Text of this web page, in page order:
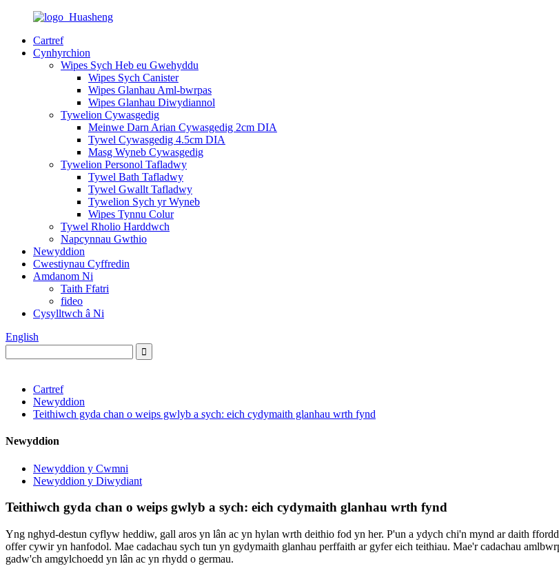
Cartref
Cynhyrchion
Wipes Sych Heb eu Gwehyddu
Wipes Sych Canister
Wipes Glanhau Aml-bwrpas
Wipes Glanhau Diwydiannol
Tywelion Cywasgedig
Meinwe Darn Arian Cywasgedig 2cm DIA
Tywel Cywasgedig 4.5cm DIA
Masg Wyneb Cywasgedig
Tywelion Personol Tafladwy
Tywel Bath Tafladwy
Tywel Gwallt Tafladwy
Tywelion Sych yr Wyneb
Wipes Tynnu Colur
Tywel Rholio Harddwch
Napcynnau Gwthio
Newyddion
Cwestiynau Cyffredin
Amdanom Ni
Taith Ffatri
fideo
Cysylltwch â Ni
English
Cartref
Newyddion
Teithiwch gyda chan o weips gwlyb a sych: eich cydymaith glanhau wrth fynd
Newyddion
Newyddion y Cwmni
Newyddion y Diwydiant
Teithiwch gyda chan o weips gwlyb a sych: eich cydymaith glanhau wrth fynd
Yng nghyd-destun cyflyw heddiw, gall aros yn lân ac yn hylan wrth deithio fod yn her. P'un a ydych chi'n mynd ar daith
offer cywir yn hanfodol. Mae cadachau sych tun yn gydymaith glanhau perffaith ar gyfer eich teithiau. Mae'r cadachau
gadw'ch amgylchoedd yn lân ac yn rhydd o germau.